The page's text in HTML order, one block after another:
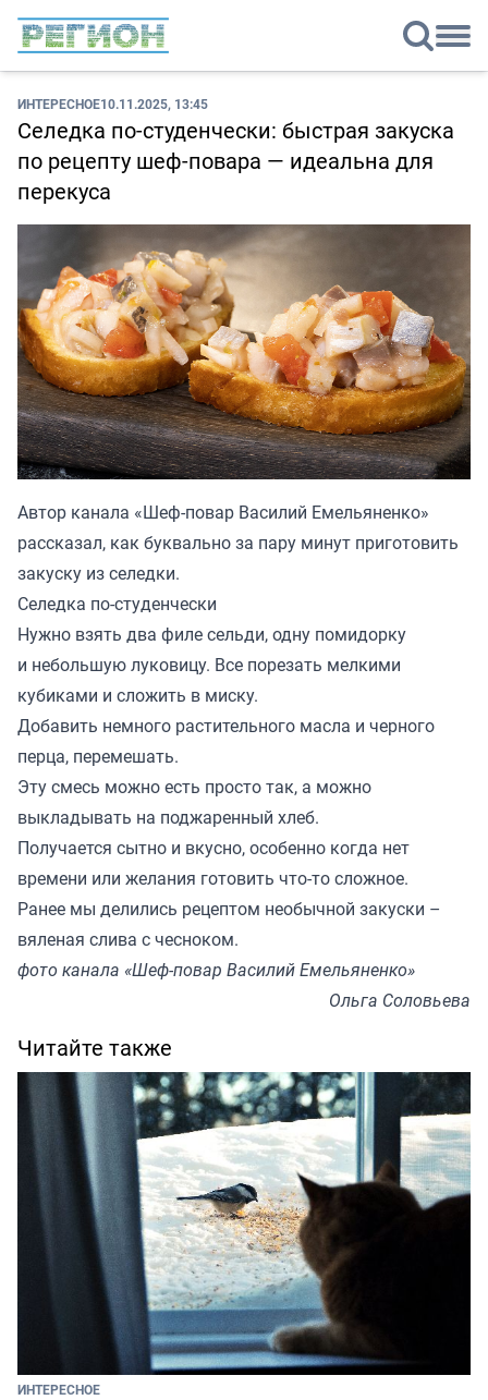
ИНТЕРЕСНОЕ10.11.2025, 13:45
Селедка по-студенчески: быстрая закуска
по рецепту шеф-повара — идеальна для
перекуса
Автор канала «Шеф-повар Василий Емельяненко»
рассказал, как буквально за пару минут приготовить
закуску из селедки.
Селедка по-студенчески
Нужно взять два филе сельди, одну помидорку
и небольшую луковицу. Все порезать мелкими
кубиками и сложить в миску.
Добавить немного растительного масла и черного
перца, перемешать.
Эту смесь можно есть просто так, а можно
выкладывать на поджаренный хлеб.
Получается сытно и вкусно, особенно когда нет
времени или желания готовить что-то сложное.
Ранее мы делились рецептом необычной закуски –
вяленая слива с чесноком.
фото канала «Шеф-повар Василий Емельяненко»
Ольга Соловьева
Читайте также
ИНТЕРЕСНОЕ